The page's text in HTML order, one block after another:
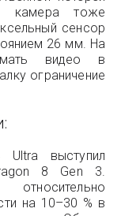
камера тоже
сенсор
26 мм. На
видео в
ограничение
Ultra выступил
8 Gen 3.
относительно
на 10–30 % в